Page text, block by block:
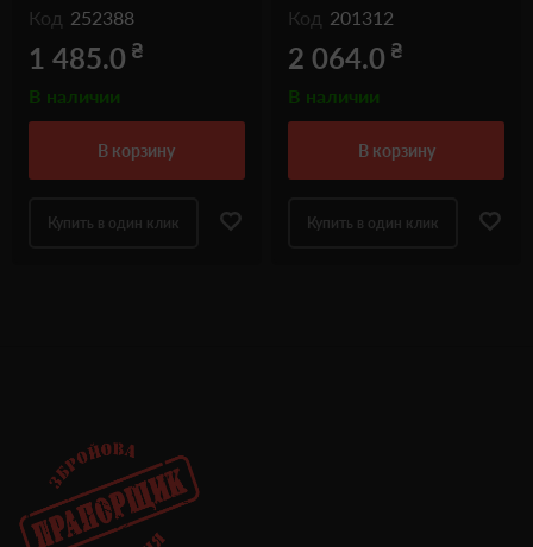
Код 252388
1 485.0 ₴
В наличии
в корзину
Купить в один клик
Код 201312
2 064.0 ₴
В наличии
в корзину
Купить в один клик